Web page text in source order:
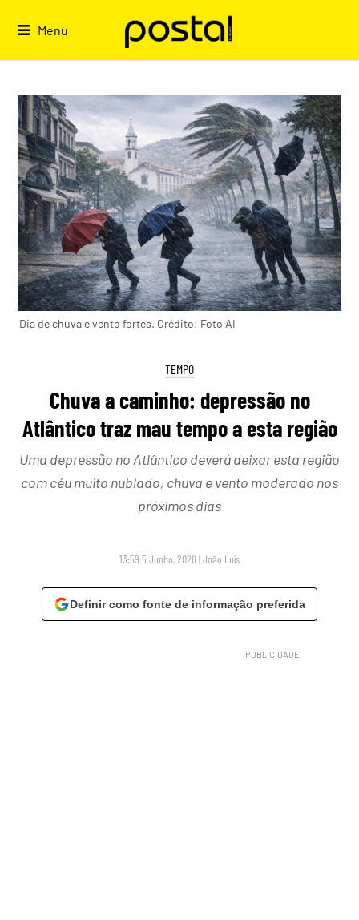
Menu
Dia de chuva e vento fortes. Crédito: Foto AI
TEMPO
Chuva a caminho: depressão no
Atlântico traz mau tempo a esta região
Uma depressão no Atlântico deverá deixar esta região
com céu muito nublado, chuva e vento moderado nos
próximos dias
13:59 5 Junho, 2026 |João Luís
Definir como fonte de informação preferida